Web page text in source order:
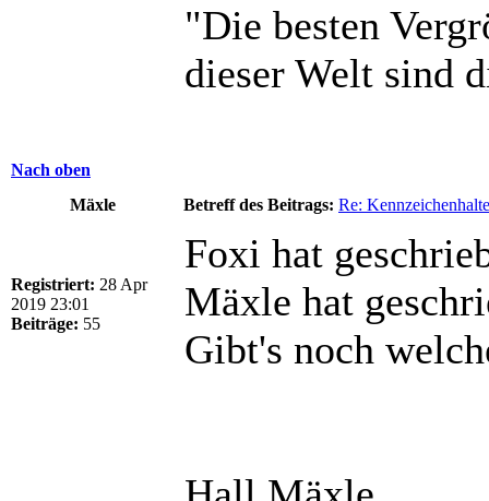
"Die besten
dieser Welt sind
Nach oben
Mäxle
Betreff des Beitrags: Re:
Registriert: 28 Apr
2019 23:01
Beiträge: 55
Foxi hat
Mäxle hat
Gibt's noch